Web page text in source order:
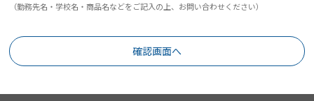
（勤務先名・学校名・商品名などをご記入の上、お問い合わせください）